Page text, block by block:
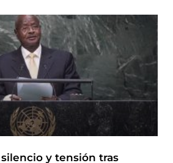
y tensión tras